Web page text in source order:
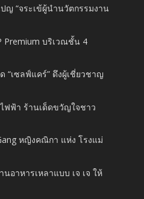
ปญ “จระเข้ผู้นำนวัตกรรมงาน
Premium บริเวณชั้น 4
“เซลฟ์แคร์” ดึงผู้เชี่ยวชาญ
ฟฟ้า ร้านเด็ดขวัญใจชาว
หญิงคณิกา แห่ง โรงแม่
อาหารเหลาแบบ เจ เจ ให้